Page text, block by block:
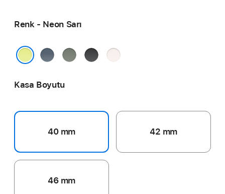
Renk - Neon Sarı
DemirYeşil
Siyah
Bulut
Kasa Boyutu
40 mm 42 mm
46 mm